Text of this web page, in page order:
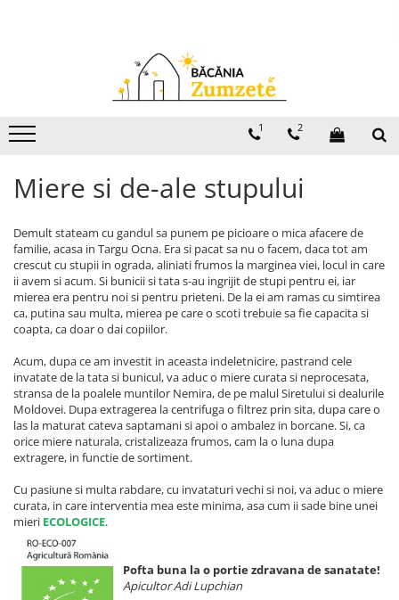
Miere si de-ale stupului
Miere de Salcam
Miere de Tei
Miere cu Capaceala
Miere cu Fructe si Seminte
Polen, Propolis, Specialitati cu
Miere
Bacanie
Dulceata
Dulceata fara zahar
Suc Ecologic si Sirop
Lichior si Palinca
Serbet
Fructe si legume deshidratate
Taitei
Zacusca
Ulei
Ciuperci si Trufe
Sare romaneasca
Miere si de-ale stupului
Miere de Salcam
Miere de Tei
Miere cu Capaceala
Miere cu Fructe si Seminte
Polen, Propolis, Specialitati cu
Miere
Dulceata fara zahar
Lichior si Palinca
Fructe si legume deshidratate
Taitei
Zacusca
Ulei
Sare romaneasca
Vin
Ceaiuri medicinale
Tincturi si siropuri
Uleiuri si Unturi de Corp
Creme naturale
1 2
Miere si de-ale stupului
Demult stateam cu gandul sa punem pe picioare o mica afacere de
familie, acasa in Targu Ocna. Era si pacat sa nu o facem, daca tot am
crescut cu stupii in ograda, aliniati frumos la marginea viei, locul in care
ii avem si acum. Si bunicii si tata s-au ingrijit de stupi pentru ei, iar
mierea era pentru noi si pentru prieteni. De la ei am ramas cu simtirea
ca, putina sau multa, mierea pe care o scoti trebuie sa fie capacita si
coapta, ca doar o dai copiilor.
Acum, dupa ce am investit in aceasta indeletnicire, pastrand cele
invatate de la tata si bunicul, va aduc o miere curata si neprocesata,
stransa de la poalele muntilor Nemira, de pe malul Siretului si dealurile
Moldovei. Dupa extragerea la centrifuga o filtrez prin sita, dupa care o
las la maturat cateva saptamani si apoi o ambalez in borcane. Si, ca
orice miere naturala, cristalizeaza frumos, cam la o luna dupa
extragere, in functie de sortiment.
Cu pasiune si multa rabdare, cu invataturi vechi si noi, va aduc o miere
curata, in care interventia mea este minima, asa cum ii sade bine unei
mieri ECOLOGICE.
Pofta buna la o portie zdravana de sanatate!
Apicultor Adi Lupchian